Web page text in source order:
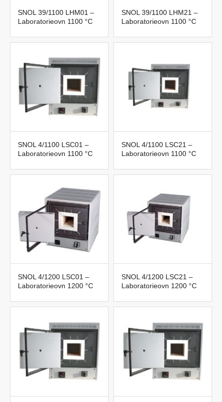
SNOL 39/1100 LHM01 –
Laboratorieovn 1100 °C
SNOL 39/1100 LHM21 –
Laboratorieovn 1100 °C
SNOL 4/1100 LSC01 –
Laboratorieovn 1100 °C
SNOL 4/1100 LSC21 –
Laboratorieovn 1100 °C
SNOL 4/1200 LSC01 –
Laboratorieovn 1200 °C
SNOL 4/1200 LSC21 –
Laboratorieovn 1200 °C